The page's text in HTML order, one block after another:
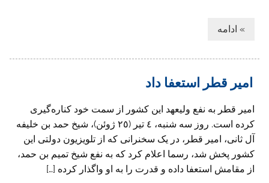
» ادامه
امیر قطر استعفا داد
امیر قطر به نفع ولیعهد این کشور از سمت خود کناره‌گیری
کرده است. روز سه شنبه، ٤ تیر (٢٥ ژوئن)، شیخ حمد بن خلیفه
آل ثانی، امیر قطر، در یک سخنرانی که از تلویزیون دولتی این
کشور پخش شد، رسما اعلام کرد که به نفع شیخ تمیم بن حمد،
از مقامش استعفا داده و قدرت را به او واگذار کرده […]